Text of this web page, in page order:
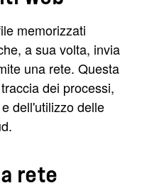
memorizzati
a sua volta, invia
una rete. Questa
dei processi,
dell'utilizzo delle
rete